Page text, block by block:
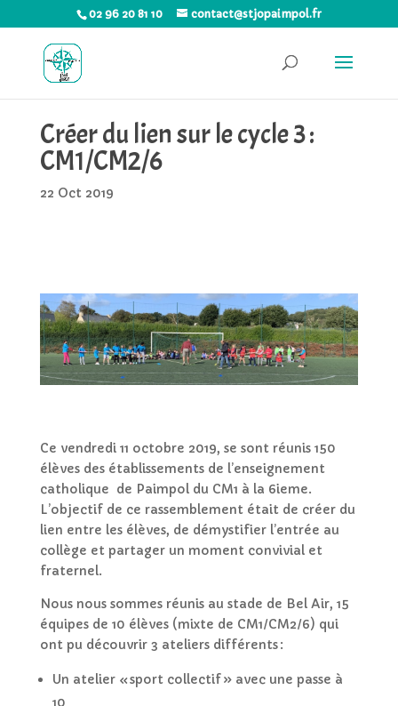
02 96 20 81 10 contact@stjopaimpol.fr
Créer du lien sur le cycle 3 :
CM1/CM2/6
22 Oct 2019
Ce vendredi 11 octobre 2019, se sont réunis 150
élèves desétablissements de l’enseignement
catholique de Paimpol du CM1 à la 6ieme.
L’objectif de ce rassemblement était de créer du
lien entre les élèves, de démystifier l’entrée au
collège et partager un moment convivial et
fraternel.
Nous nous sommes réunis au stade de Bel Air, 15
équipes de 10 élèves (mixte de CM1/CM2/6) qui
ont pu découvrir 3 ateliers différents :
Un atelier « sport collectif » avec une passe à